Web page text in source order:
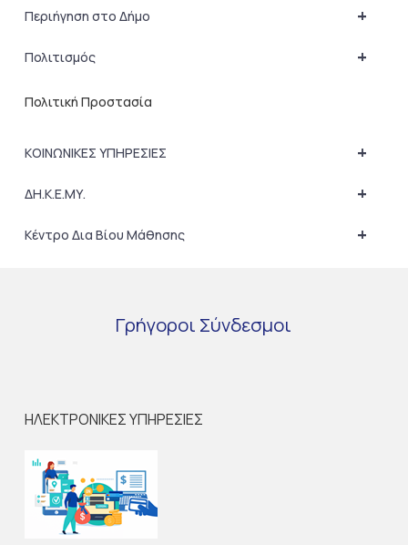
+
Περιήγηση στο Δήμο
+
Πολιτισμός
Πολιτική Προστασία
+
ΚΟΙΝΩΝΙΚΕΣ ΥΠΗΡΕΣΙΕΣ
+
ΔΗ.Κ.Ε.ΜΥ.
+
Κέντρο Δια Βίου Μάθησης
Γρήγοροι Σύνδεσμοι
ΗΛΕΚΤΡΟΝΙΚΕΣ ΥΠΗΡΕΣΙΕΣ